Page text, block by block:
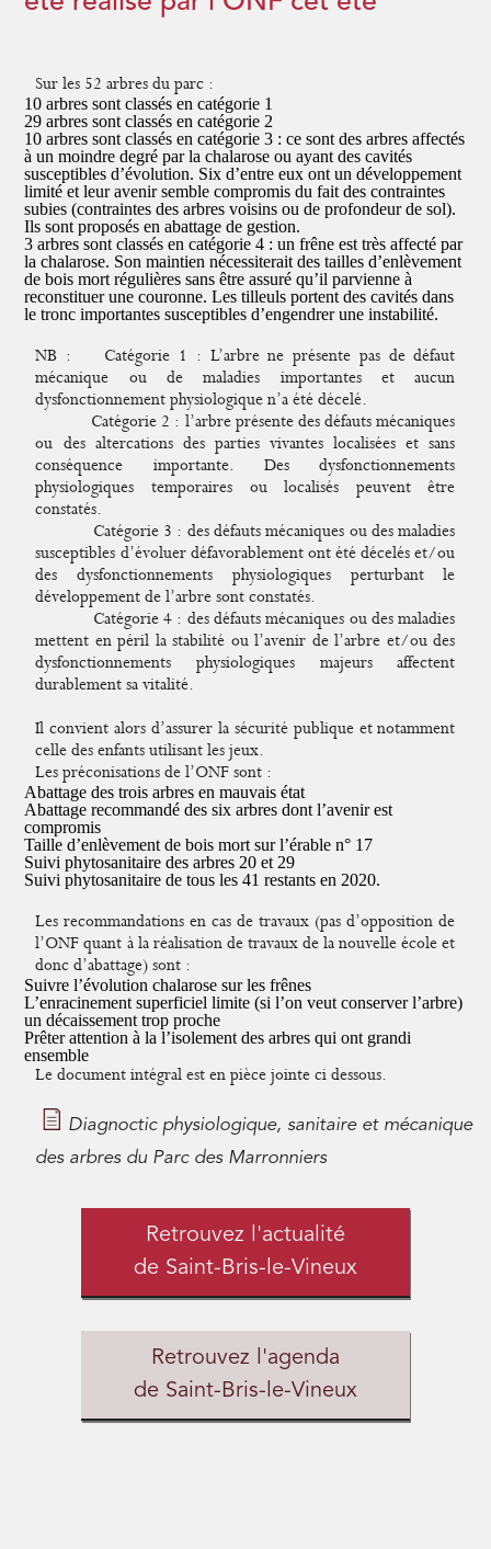
Sur les 52 arbres du parc :
10 arbres sont classés en catégorie 1
29 arbres sont classés en catégorie 2
10 arbres sont classés en catégorie 3 : ce sont des arbres affectés
à un moindre degré par la chalarose ou ayant des cavités
susceptibles d’évolution. Six d’entre eux ont un développement
limité et leur avenir semble compromis du fait des contraintes
subies (contraintes des arbres voisins ou de profondeur de sol).
Ils sont proposés en abattage de gestion.
3 arbres sont classés en catégorie 4 : un frêne est très affecté par
la chalarose. Son maintien nécessiterait des tailles d’enlèvement
de bois mort régulières sans être assuré qu’il parvienne à
reconstituer une couronne. Les tilleuls portent des cavités dans
le tronc importantes susceptibles d’engendrer une instabilité.
NB : Catégorie 1 : L’arbre ne présente pas de défaut
mécanique ou de maladies importantes et aucun
dysfonctionnement physiologique n’a été décelé.
Catégorie 2 : l’arbre présente des défauts mécaniques
ou des altercations des parties vivantes localisées et sans
conséquence importante. Des dysfonctionnements
physiologiques temporaires ou localisés peuvent être
constatés.
Catégorie 3 : des défauts mécaniques ou des maladies
susceptibles d’évoluer défavorablement ont été décelés et/ou
des dysfonctionnements physiologiques perturbant le
développement de l’arbre sont constatés.
Catégorie 4 : des défauts mécaniques ou des maladies
mettent en péril la stabilité ou l’avenir de l’arbre et/ou des
dysfonctionnements physiologiques majeurs affectent
durablement sa vitalité.
Il convient alors d’assurer la sécurité publique et notamment
celle des enfants utilisant les jeux.
Les préconisations de l’ONF sont :
Abattage des trois arbres en mauvais état
Abattage recommandé des six arbres dont l’avenir est
compromis
Taille d’enlèvement de bois mort sur l’érable n° 17
Suivi phytosanitaire des arbres 20 et 29
Suivi phytosanitaire de tous les 41 restants en 2020.
Les recommandations en cas de travaux (pas d’opposition de
l’ONF quant à la réalisation de travaux de la nouvelle école et
donc d’abattage) sont :
Suivre l’évolution chalarose sur les frênes
L’enracinement superficiel limite (si l’on veut conserver l’arbre)
un décaissement trop proche
Prêter attention à la l’isolement des arbres qui ont grandi
ensemble
Le document intégral est en pièce jointe ci dessous.
Diagnoctic physiologique, sanitaire et mécanique
des arbres du Parc des Marronniers
Retrouvez l'actualité
de Saint-Bris-le-Vineux
Retrouvez l'agenda
de Saint-Bris-le-Vineux